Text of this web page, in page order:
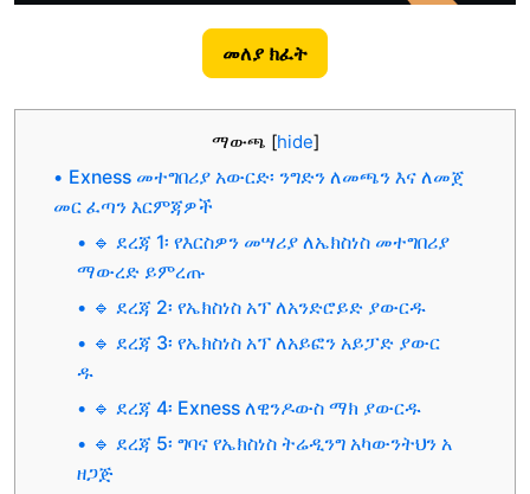
መለያ ክፈት
ማውጫ [hide]
Exness መተግበሪያ አውርድ፡ ንግድን ለመጫን እና ለመጀ
መር ፈጣን እርምጃዎች
🔹 ደረጃ 1፡ የእርስዎን መሣሪያ ለኤክስነስ መተግበሪያ
ማውረድ ይምረጡ
🔹 ደረጃ 2፡ የኤክስነስ አፕ ለአንድሮይድ ያውርዱ
🔹 ደረጃ 3፡ የኤክስነስ አፕ ለአይፎን አይፓድ ያውር
ዱ
🔹 ደረጃ 4፡ Exness ለዊንዶውስ ማክ ያውርዱ
🔹 ደረጃ 5፡ ግባና የኤክስነስ ትሬዲንግ አካውንትህን አ
ዘጋጅ